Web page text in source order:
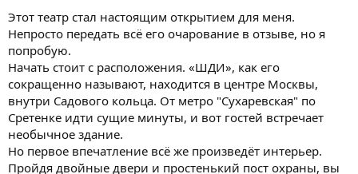
Этот театр стал настоящим открытием для меня.
Непросто передать всё его очарование в отзыве, но я
попробую.
Начать стоит с расположения. «ШДИ», как его
сокращенно называют, находится в центре Москвы,
внутри Садового кольца. От метро "Сухаревская" по
Сретенке идти сущие минуты, и вот гостей встречает
необычное здание.
Но первое впечатление всё же произведёт интерьер.
Пройдя двойные двери и простенький пост охраны, вы